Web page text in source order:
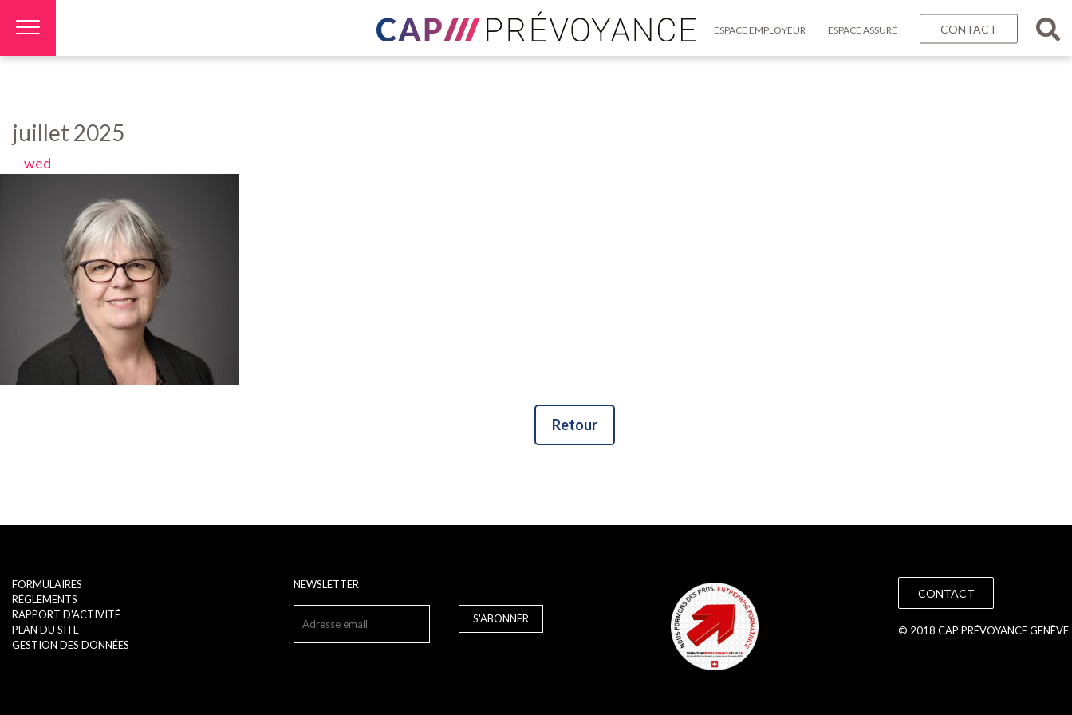
ESPACE EMPLOYEUR ESPACE ASSURÉ CONTACT
juillet 2025
wed
Retour
FORMULAIRES
RÉGLEMENTS
RAPPORT D'ACTIVITÉ
PLAN DU SITE
GESTION DES DONNÉES
NEWSLETTER
S'ABONNER
CONTACT
© 2018 CAP PRÉVOYANCE